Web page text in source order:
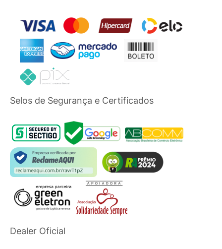
Selos de Segurança e Certificados
Dealer Oficial